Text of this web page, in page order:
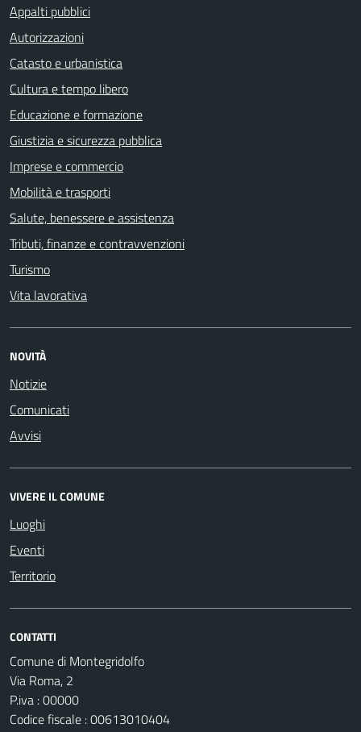
Appalti pubblici
Autorizzazioni
Catasto e urbanistica
Cultura e tempo libero
Educazione e formazione
Giustizia e sicurezza pubblica
Imprese e commercio
Mobilità e trasporti
Salute, benessere e assistenza
Tributi, finanze e contravvenzioni
Turismo
Vita lavorativa
NOVITÀ
Notizie
Comunicati
Avvisi
VIVERE IL COMUNE
Luoghi
Eventi
Territorio
CONTATTI
Comune di Montegridolfo
Via Roma, 2
P.iva : 00000
Codice fiscale : 00613010404